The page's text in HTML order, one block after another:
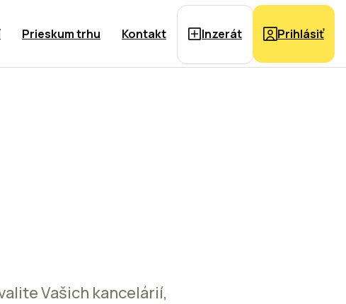
Prieskum trhu Kontakt Inzerát Prihlásiť
Vašich kancelárií,